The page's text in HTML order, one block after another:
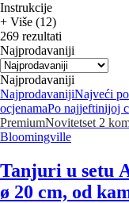
Instrukcije
+ Više (12)
269 rezultati
Najprodavaniji
Najprodavaniji
NajprodavanijiNajveći
ocjenamaPo najjeftinijoj
PremiumNovitetset 2
Bloomingville
Tanjuri u setu
ø 20 cm, od